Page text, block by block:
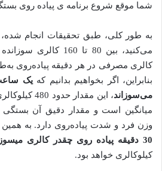
شما موقع شروع برنامه ی پیاده روی
می‌کنید، بین 80 تا
بنابراین، اگر بخواهیم بدانیم کهیک
می‌سوزاند
، این مقدار
میانگین است و مقدار دقیق آن
وزن فرد و شدت پیاده‌روی دارد. به همین
30 دقیقه پیاده روی چقدر کالری میسوزاند
کیلوکالری خواهد بود.